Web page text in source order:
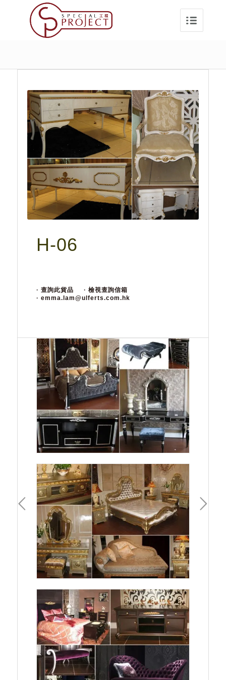
H-06
· 查詢此貨品
· 檢視查詢信箱
· emma.lam@ulferts.com.hk
下一頁